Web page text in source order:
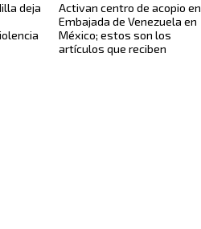
deja
Activan centro de acopio en
Embajada de Venezuela en
México; estos son los
artículos que reciben